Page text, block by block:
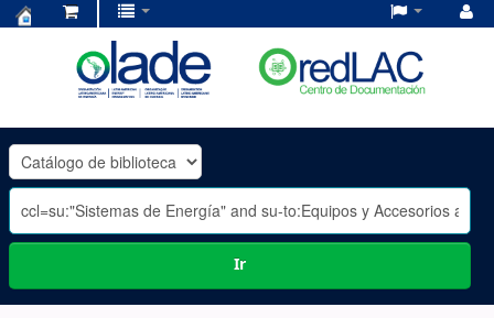
OLADE
-
Ir